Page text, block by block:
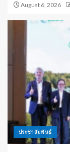
August 6, 2026
ประชาสัมพันธ์